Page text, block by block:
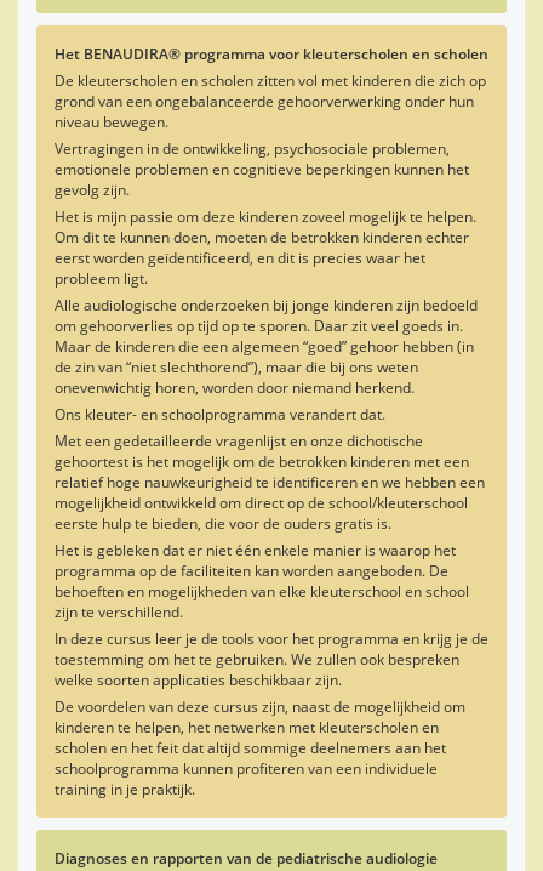
Het BENAUDIRA® programma voor kleuterscholen en scholen
De kleuterscholen en scholen zitten vol met kinderen die zich op
grond van een ongebalanceerde gehoorverwerking onder hun
niveau bewegen.
Vertragingen in de ontwikkeling, psychosociale problemen,
emotionele problemen en cognitieve beperkingen kunnen het
gevolg zijn.
Het is mijn passie om deze kinderen zoveel mogelijk te helpen.
Om dit te kunnen doen, moeten de betrokken kinderen echter
eerst worden geïdentificeerd, en dit is precies waar het
probleem ligt.
Alle audiologische onderzoeken bij jonge kinderen zijn bedoeld
om gehoorverlies op tijd op te sporen. Daar zit veel goeds in.
Maar de kinderen die een algemeen “goed” gehoor hebben (in
de zin van “niet slechthorend”), maar die bij ons weten
onevenwichtig horen, worden door niemand herkend.
Ons kleuter- en schoolprogramma verandert dat.
Met een gedetailleerde vragenlijst en onze dichotische
gehoortest is het mogelijk om de betrokken kinderen met een
relatief hoge nauwkeurigheid te identificeren en we hebben een
mogelijkheid ontwikkeld om direct op de school/kleuterschool
eerste hulp te bieden, die voor de ouders gratis is.
Het is gebleken dat er niet één enkele manier is waarop het
programma op de faciliteiten kan worden aangeboden. De
behoeften en mogelijkheden van elke kleuterschool en school
zijn te verschillend.
In deze cursus leer je de tools voor het programma en krijg je de
toestemming om het te gebruiken. We zullen ook bespreken
welke soorten applicaties beschikbaar zijn.
De voordelen van deze cursus zijn, naast de mogelijkheid om
kinderen te helpen, het netwerken met kleuterscholen en
scholen en het feit dat altijd sommige deelnemers aan het
schoolprogramma kunnen profiteren van een individuele
training in je praktijk.
Diagnoses en rapporten van de pediatrische audiologie